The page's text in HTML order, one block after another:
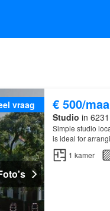
vraag € 500/
Studio in
Simple studio
is ideal for
1 kamer